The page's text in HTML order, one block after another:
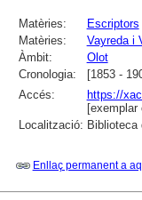
Matèries: Escriptors
Matèries:
Vayreda i
Àmbit:
Olot
Cronologia:
[1853 -
Accés:
https://
[exemplar
Localització: Biblioteca
Enllaç permanent a